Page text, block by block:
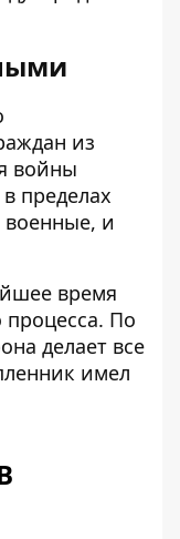
из
войны
в пределах
и
время
процесса. По
делает все
имел